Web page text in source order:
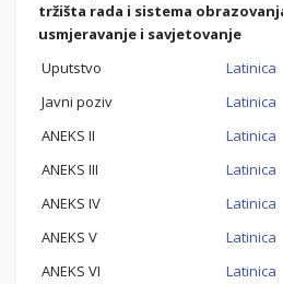
tržišta rada i sistema
usmjeravanje i savjetovanje
Uputstvo
Latinica
Javni poziv
Latinica
ANEKS II
Latinica
ANEKS III
Latinica
ANEKS IV
Latinica
ANEKS V
Latinica
ANEKS VI
Latinica